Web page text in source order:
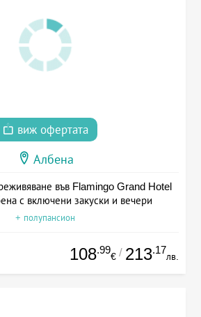
виж офертата
Албена
във Flamingo Grand Hotel
с включени закуски и вечери
+ полупансион
108.99
€ / 213.17
лв.